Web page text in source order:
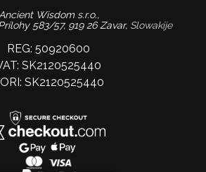
Wisdom s.r.o.,
583/57, 919 26 Zavar, Slowakije
REG: 50920600
SK2120525440
SK2120525440